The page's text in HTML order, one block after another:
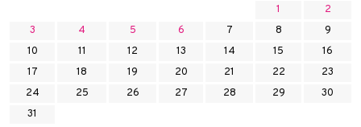
1
2
3
4 5 6 7 8
9
10
11 12 13 14 15
16
17
18 19 20 21 22
23
24
25 26 27 28 29
30
31